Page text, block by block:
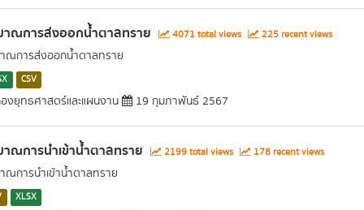
าณการส่งออกน้ำตาลทราย 4071 total views 225 recent views
ณการส่งออกน้ำตาลทราย
CSV
งยุทธศาสตร์และแผนงาน 19 กุมภาพันธ์ 2567
ณการนำเข้าน้ำตาลทราย 2199 total views 178 recent views
ณการนำเข้าน้ำตาลทราย
XLSX